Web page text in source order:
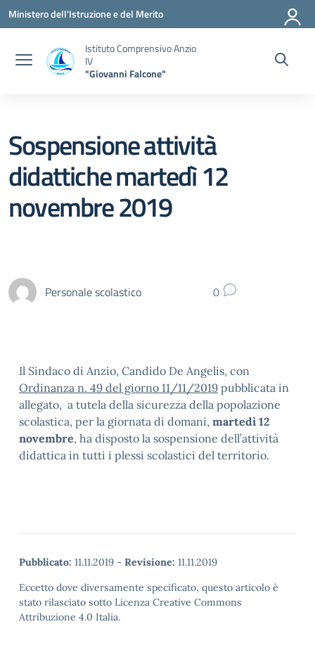
Vai ai contenuti
Vai al menu di navigazione
Vai al footer
Ministero dell'Istruzione e del Merito
Istituto Comprensivo Anzio
IV
"Giovanni Falcone"
Sospensione attività
didattiche martedì 12
novembre 2019
Personale scolastico 0
Il Sindaco di Anzio, Candido De Angelis, con
Ordinanza n. 49 del giorno 11/11/2019 pubblicata in
allegato, a tutela della sicurezza della popolazione
scolastica, per la giornata di domani, martedì 12
novembre, ha disposto la sospensione dell’attività
didattica in tutti i plessi scolastici del territorio.
Pubblicato: 11.11.2019 - Revisione: 11.11.2019
Eccetto dove diversamente specificato, questo articolo è
stato rilasciato sotto Licenza Creative Commons
Attribuzione 4.0 Italia.